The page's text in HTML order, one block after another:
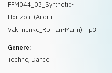
Info
Richiedi musica
FFM044_03_Synthetic-
Horizon_(Andrii-
Vakhnenko_Roman-Marin).mp3
Genere:
Techno, Dance